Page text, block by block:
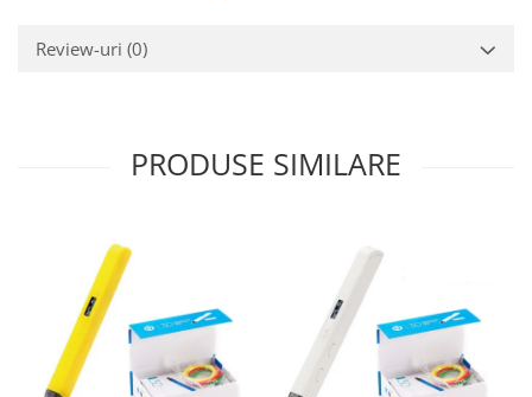
Review-uri (0)
PRODUSE SIMILARE